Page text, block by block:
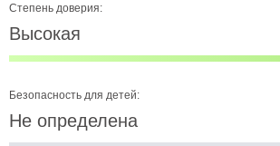
Степень доверия:
Высокая
Безопасность для детей:
Не определена